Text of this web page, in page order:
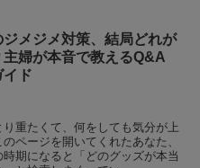
ジメジメ対策、結局どれが
主婦が本音で教えるQ&A
イド
り重たくて、何をしても気分が上
ページを開いてくれたあなた、
期になると「どのグッズが本当